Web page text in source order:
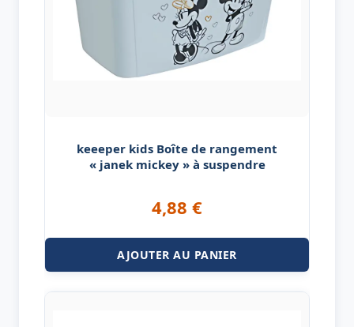
keeeper kids Boîte de rangement
« janek mickey » à suspendre
4,88 €
AJOUTER AU PANIER